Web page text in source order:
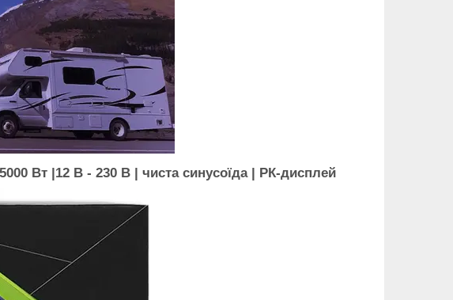
Вт |12 В - 230 В | чиста синусоїда | РК-дисплей